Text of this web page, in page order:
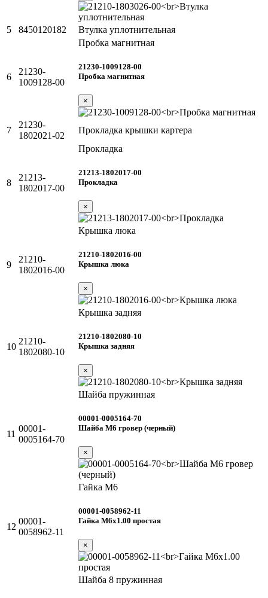
5 8450120182 Втулка уплотнительная
6
21230-
1009128-00
Пробка магнитная
21230-1009128-00
Пробка магнитная
×
7
21230-
1802021-02
Прокладка крышки картера
8
21213-
1802017-00
Прокладка
21213-1802017-00
Прокладка
×
9
21210-
1802016-00
Крышка люка
21210-1802016-00
Крышка люка
×
10
21210-
1802080-10
Крышка задняя
21210-1802080-10
Крышка задняя
×
11
00001-
0005164-70
Шайба пружинная
00001-0005164-70
Шайба М6 гровер (черный)
×
12
00001-
0058962-11
Гайка М6
00001-0058962-11
Гайка М6х1.00 простая
×
Шайба 8 пружинная